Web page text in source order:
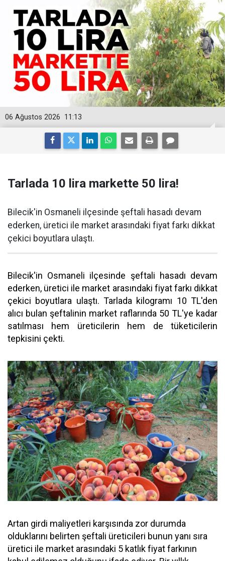
11:13
06 Ağustos 2026
Tarlada 10 lira markette 50 lira!
Bilecik'in Osmaneli ilçesinde şeftali hasadı devam
ederken, üretici ile market arasındaki fiyat farkı dikkat
çekici boyutlara ulaştı.
Bilecik'in Osmaneli ilçesinde şeftali hasadı devam
ederken, üretici ile market arasındaki fiyat farkı dikkat
çekici boyutlara ulaştı. Tarlada kilogramı 10 TL'den
alıcı bulan şeftalinin market raflarında 50 TL'ye kadar
satılması hem üreticilerin hem de tüketicilerin
tepkisini çekti.
Artan girdi maliyetleri karşısında zor durumda
olduklarını belirten şeftali üreticileri bunun yanı sıra
üretici ile market arasındaki 5 katlık fiyat farkının